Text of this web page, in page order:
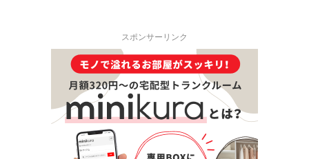
スポンサーリンク